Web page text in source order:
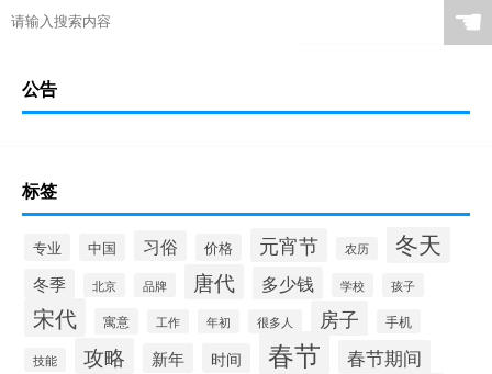
☚
公告
标签
专业 中国 习俗 价格 元宵节 农历 冬天
冬季 北京 品牌 唐代 多少钱 学校 孩子
宋代 寓意 工作 年初 很多人 房子 手机
技能 攻略 新年 时间 春节 春节期间